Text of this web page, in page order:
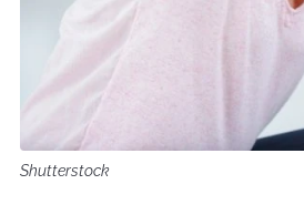
Shutterstock